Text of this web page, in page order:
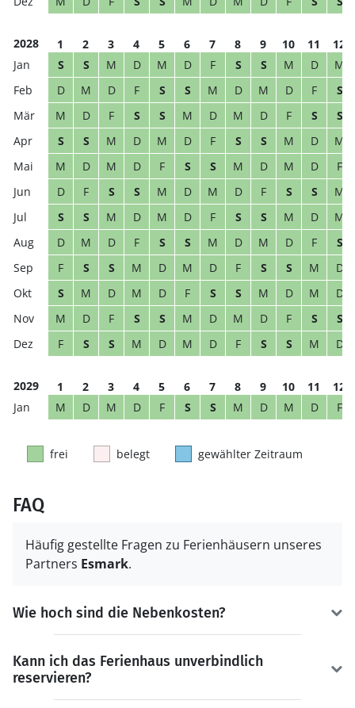
2028 1 2 3 4 5 6 7 8 9 10 11
12
S
S M D M D F S S M D
M
D
M D F S S M D M D F
S
M
D F S S M D M D F S
S
S
S M D M D F S S M D
M
M
D M D F S S M D M D
F
D
F S S M D M D F S S
M
S
S M D M D F S S M D
M
D
M D F S S M D M D F
S
F
S S M D M D F S S M
D
S
M D M D F S S M D M
D
M
D F S S M D M D F S
S
F
S S M D M D F S S M D
2029 1 2 3 4 5 6 7 8 9 10 11
12
M
D M D F S S M D M D F
frei belegt gewählter Zeitraum
FAQ
Häufig gestellte Fragen zu Ferienhäusern unseres
Partners Esmark.
Wie hoch sind die Nebenkosten?
Kann ich das Ferienhaus unverbindlich
reservieren?